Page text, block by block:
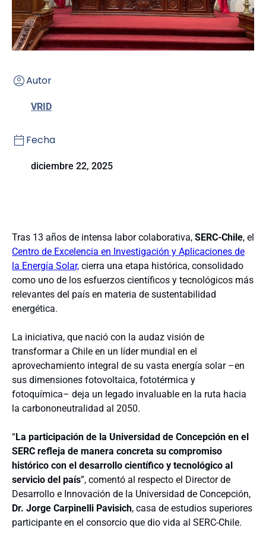
Autor
VRID
Fecha
diciembre 22, 2025
Tras 13 años de intensa labor colaborativa, SERC-Chile, el
Centro de Excelencia en Investigación y Aplicaciones de
la Energía Solar, cierra una etapa histórica, consolidado
como uno de los esfuerzos científicos y tecnológicos más
relevantes del país en materia de sustentabilidad
energética.
La iniciativa, que nació con la audaz visión de
transformar a Chile en un líder mundial en el
aprovechamiento integral de su vasta energía solar –en
sus dimensiones fotovoltaica, fototérmica y
fotoquímica– deja un legado invaluable en la ruta hacia
la carbononeutralidad al 2050.
“La participación de la Universidad de Concepción en el
SERC refleja de manera concreta su compromiso
histórico con el desarrollo científico y tecnológico al
servicio del país”, comentó al respecto el Director de
Desarrollo e Innovación de la Universidad de Concepción,
Dr. Jorge Carpinelli Pavisich, casa de estudios superiores
participante en el consorcio que dio vida al SERC-Chile.